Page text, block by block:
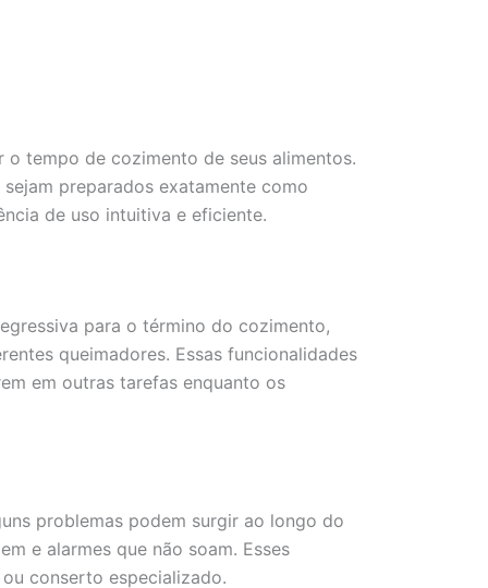
tempo de cozimento de seus alimentos.
preparados exatamente como
de uso intuitiva e eficiente.
para o término do cozimento,
queimadores. Essas funcionalidades
em outras tarefas enquanto os
problemas podem surgir ao longo do
e alarmes que não soam. Esses
conserto especializado.